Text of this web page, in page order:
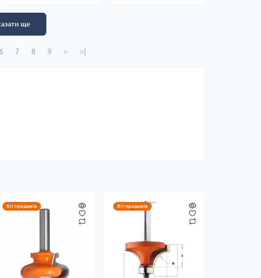
ще
6 7 8 9 > >|
Хіт продажів Хіт продажів